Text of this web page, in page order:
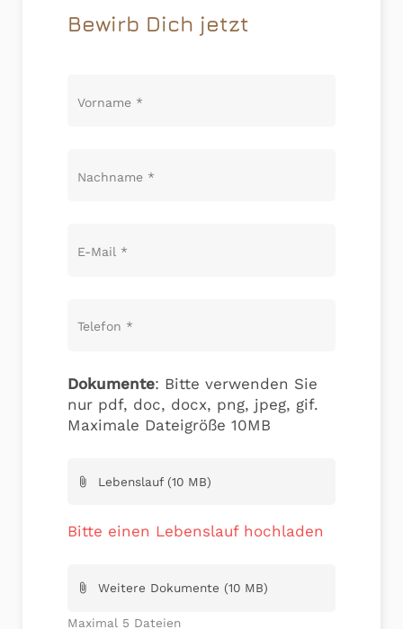
Bewirb Dich jetzt
Vorname *
Nachname *
E-Mail *
Telefon *
Dokumente: Bitte verwenden Sie
nur pdf, doc, docx, png, jpeg, gif.
Maximale Dateigröße 10MB
attach_file Lebenslauf (10 MB)
Bitte einen Lebenslauf hochladen
attach_file Weitere Dokumente (10 MB)
Maximal 5 Dateien